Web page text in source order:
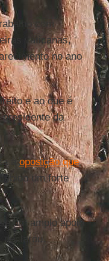
com
vaticanas,
no ano
e ao que é
presidente da
àoposição que
um forte
um amplo apoio